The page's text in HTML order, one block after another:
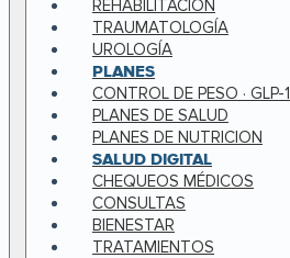
REHABILITACIÓN
TRAUMATOLOGÍA
UROLOGÍA
PLANES
CONTROL DE PESO · GLP-1
PLANES DE SALUD
PLANES DE NUTRICION
SALUD DIGITAL
CHEQUEOS MÉDICOS
CONSULTAS
BIENESTAR
TRATAMIENTOS